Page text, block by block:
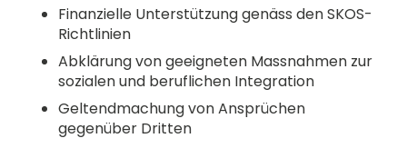
Finanzielle Unterstützung genäss den SKOS-
Richtlinien
Abklärung von geeigneten Massnahmen zur
sozialen und beruflichen Integration
Geltendmachung von Ansprüchen
gegenüber Dritten